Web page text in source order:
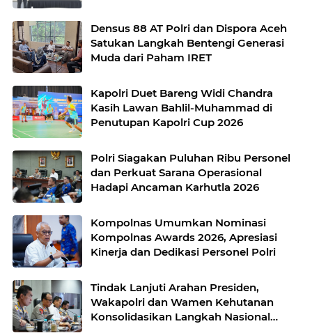
Densus 88 AT Polri dan Dispora Aceh
Satukan Langkah Bentengi Generasi
Muda dari Paham IRET
Kapolri Duet Bareng Widi Chandra
Kasih Lawan Bahlil-Muhammad di
Penutupan Kapolri Cup 2026
Polri Siagakan Puluhan Ribu Personel
dan Perkuat Sarana Operasional
Hadapi Ancaman Karhutla 2026
Kompolnas Umumkan Nominasi
Kompolnas Awards 2026, Apresiasi
Kinerja dan Dedikasi Personel Polri
Tindak Lanjuti Arahan Presiden,
Wakapolri dan Wamen Kehutanan
Konsolidasikan Langkah Nasional